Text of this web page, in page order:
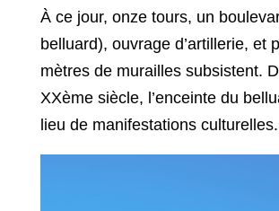
À ce jour, onze tours, un
belluard), ouvrage d’artillerie, et
mètres de murailles subsistent.
XXème siècle, l’enceinte du
lieu de manifestations culturelles.